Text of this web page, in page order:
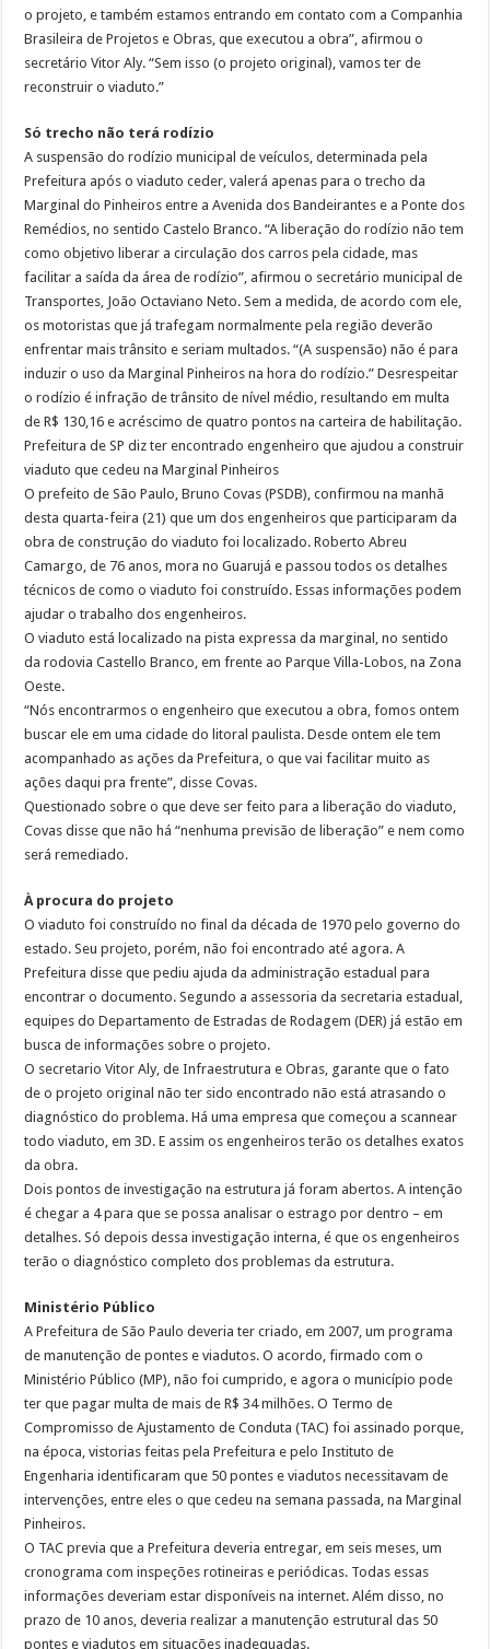
o projeto, e também estamos entrando em contato com a Companhia
Brasileira de Projetos e Obras, que executou a obra”, afirmou o
secretário Vitor Aly. “Sem isso (o projeto original), vamos ter de
reconstruir o viaduto.”
Só trecho não terá rodízio
A suspensão do rodízio municipal de veículos, determinada pela
Prefeitura após o viaduto ceder, valerá apenas para o trecho da
Marginal do Pinheiros entre a Avenida dos Bandeirantes e a Ponte dos
Remédios, no sentido Castelo Branco. “A liberação do rodízio não tem
como objetivo liberar a circulação dos carros pela cidade, mas
facilitar a saída da área de rodízio”, afirmou o secretário municipal de
Transportes, João Octaviano Neto. Sem a medida, de acordo com ele,
os motoristas que já trafegam normalmente pela região deverão
enfrentar mais trânsito e seriam multados. “(A suspensão) não é para
induzir o uso da Marginal Pinheiros na hora do rodízio.” Desrespeitar
o rodízio é infração de trânsito de nível médio, resultando em multa
de R$ 130,16 e acréscimo de quatro pontos na carteira de habilitação.
Prefeitura de SP diz ter encontrado engenheiro que ajudou a construir
viaduto que cedeu na Marginal Pinheiros
O prefeito de São Paulo, Bruno Covas (PSDB), confirmou na manhã
desta quarta-feira (21) que um dos engenheiros que participaram da
obra de construção do viaduto foi localizado. Roberto Abreu
Camargo, de 76 anos, mora no Guarujá e passou todos os detalhes
técnicos de como o viaduto foi construído. Essas informações podem
ajudar o trabalho dos engenheiros.
O viaduto está localizado na pista expressa da marginal, no sentido
da rodovia Castello Branco, em frente ao Parque Villa-Lobos, na Zona
Oeste.
“Nós encontrarmos o engenheiro que executou a obra, fomos ontem
buscar ele em uma cidade do litoral paulista. Desde ontem ele tem
acompanhado as ações da Prefeitura, o que vai facilitar muito as
ações daqui pra frente”, disse Covas.
Questionado sobre o que deve ser feito para a liberação do viaduto,
Covas disse que não há “nenhuma previsão de liberação” e nem como
será remediado.
À procura do projeto
O viaduto foi construído no final da década de 1970 pelo governo do
estado. Seu projeto, porém, não foi encontrado até agora. A
Prefeitura disse que pediu ajuda da administração estadual para
encontrar o documento. Segundo a assessoria da secretaria estadual,
equipes do Departamento de Estradas de Rodagem (DER) já estão em
busca de informações sobre o projeto.
O secretario Vitor Aly, de Infraestrutura e Obras, garante que o fato
de o projeto original não ter sido encontrado não está atrasando o
diagnóstico do problema. Há uma empresa que começou a scannear
todo viaduto, em 3D. E assim os engenheiros terão os detalhes exatos
da obra.
Dois pontos de investigação na estrutura já foram abertos. A intenção
é chegar a 4 para que se possa analisar o estrago por dentro – em
detalhes. Só depois dessa investigação interna, é que os engenheiros
terão o diagnóstico completo dos problemas da estrutura.
Ministério Público
A Prefeitura de São Paulo deveria ter criado, em 2007, um programa
de manutenção de pontes e viadutos. O acordo, firmado com o
Ministério Público (MP), não foi cumprido, e agora o município pode
ter que pagar multa de mais de R$ 34 milhões. O Termo de
Compromisso de Ajustamento de Conduta (TAC) foi assinado porque,
na época, vistorias feitas pela Prefeitura e pelo Instituto de
Engenharia identificaram que 50 pontes e viadutos necessitavam de
intervenções, entre eles o que cedeu na semana passada, na Marginal
Pinheiros.
O TAC previa que a Prefeitura deveria entregar, em seis meses, um
cronograma com inspeções rotineiras e periódicas. Todas essas
informações deveriam estar disponíveis na internet. Além disso, no
prazo de 10 anos, deveria realizar a manutenção estrutural das 50
pontes e viadutos em situações inadequadas.